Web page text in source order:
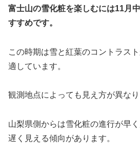
富士山の雪化粧を楽しむには11月
すすめです。
この時期は雪と紅葉のコントラス
適しています。
観測地点によっても見え方が異なり
山梨県側からは雪化粧の進行が早
遅く見える傾向があります。